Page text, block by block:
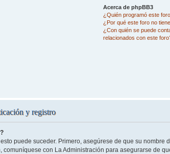
Acerca de phpBB3
¿Quién programó este
¿Por qué este foro no
¿Con quién se puede
relacionados con este
y registro
puede suceder. Primero, asegúrese de que su nombre
comuníquese con La Administración para asegurarse de